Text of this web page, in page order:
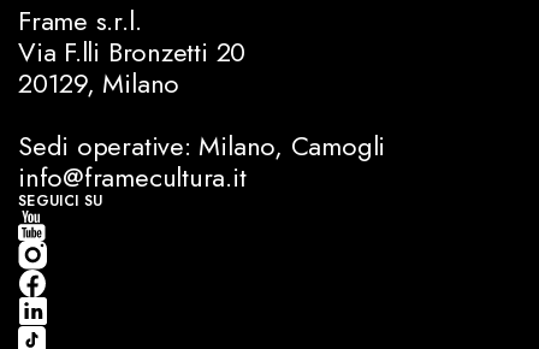
Frame s.r.l.
Via F.lli Bronzetti 20
20129, Milano
Sedi operative: Milano, Camogli
info@framecultura.it
SEGUICI SU